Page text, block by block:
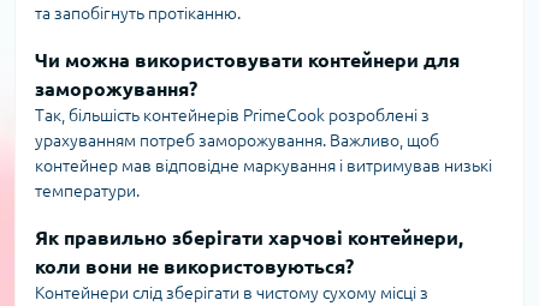
та запобігнуть протіканню.
Чи можна використовувати контейнери для
заморожування?
Так, більшість контейнерів PrimeCook розроблені з
урахуванням потреб заморожування. Важливо, щоб
контейнер мав відповідне маркування і витримував низькі
температури.
Як правильно зберігати харчові контейнери,
коли вони не використовуються?
Контейнери слід зберігати в чистому сухому місці з